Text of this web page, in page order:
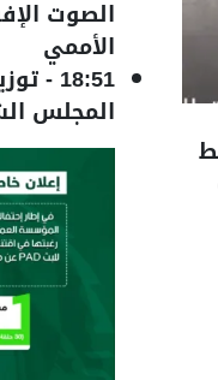
الصوت
الأممي
18:51
-
المجلس